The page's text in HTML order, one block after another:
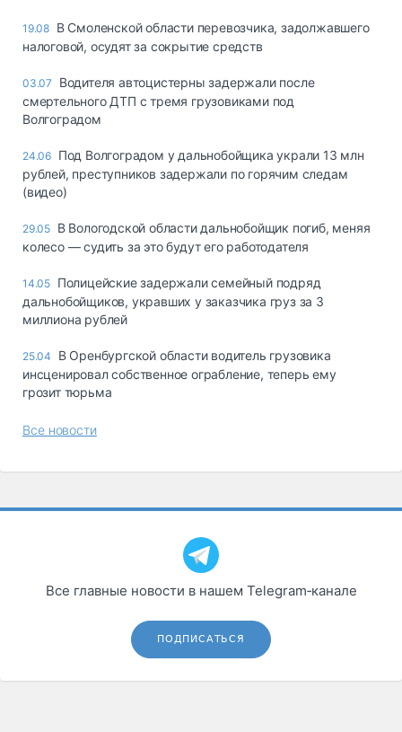
Автосервис,
Топливо, масла и
автохимия
Дзен
19.08 В Смоленской области перевозчика, задолжавшего
налоговой, осудят за сокрытие средств
03.07
Водителя автоцистерны задержали после
смертельного ДТП с тремя грузовиками под
Волгоградом
24.06 Под Волгоградом у дальнобойщика украли 13 млн
рублей, преступников задержали по горячим следам
(видео)
29.05 В Вологодской области дальнобойщик погиб, меняя
колесо — судить за это будут его работодателя
14.05 Полицейские задержали семейный подряд
дальнобойщиков, укравших у заказчика груз за 3
миллиона рублей
25.04
В Оренбургской области водитель грузовика
инсценировал собственное ограбление, теперь ему
грозит тюрьма
Все новости
Все главные новости в нашем Telegram‑канале
ПОДПИСАТЬСЯ